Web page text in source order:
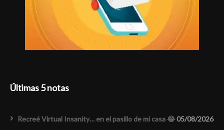
Últimas 5 notas
Recreé Virtual Insanity… en el pasillo de mi casa 😂05/08/2026